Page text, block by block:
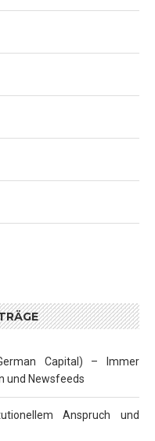
Capital) – Immer
und Newsfeeds
Anspruch und